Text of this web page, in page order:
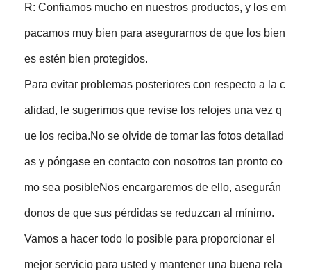
R: Confiamos mucho en nuestros productos, y los em
pacamos muy bien para asegurarnos de que los bien
es estén bien protegidos.
Para evitar problemas posteriores con respecto a la c
alidad, le sugerimos que revise los relojes una vez q
ue los reciba.No se olvide de tomar las fotos detallad
as y póngase en contacto con nosotros tan pronto co
mo sea posibleNos encargaremos de ello, asegurán
donos de que sus pérdidas se reduzcan al mínimo.
Vamos a hacer todo lo posible para proporcionar el
mejor servicio para usted y mantener una buena rela